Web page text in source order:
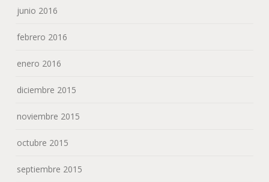
junio 2016
febrero 2016
enero 2016
diciembre 2015
noviembre 2015
octubre 2015
septiembre 2015